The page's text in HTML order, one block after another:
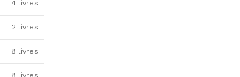
4 livres
2 livres
8 livres
8 livres